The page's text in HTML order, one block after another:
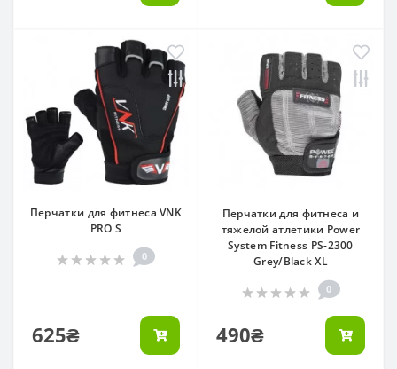
Перчатки для фитнеса VNK
PRO S
0
625₴
Перчатки для фитнеса и
тяжелой атлетики Power
System Fitness PS-2300
Grey/Black XL
0
490₴